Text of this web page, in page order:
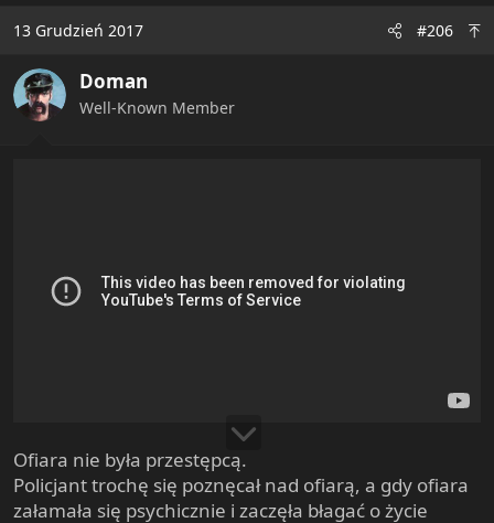
13 Grudzień 2017 #206
Doman
Well-Known Member
Ofiara nie była przestępcą.
Policjant trochę się poznęcał nad ofiarą, a gdy ofiara
załamała się psychicznie i zaczęła błagać o życie